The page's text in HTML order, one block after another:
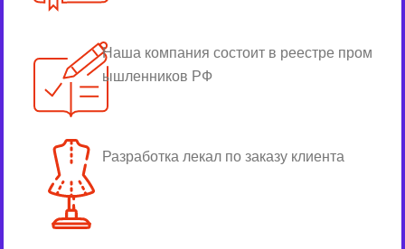
Наша компания состоит в реестре пром
ышленников РФ
Разработка лекал по заказу клиента